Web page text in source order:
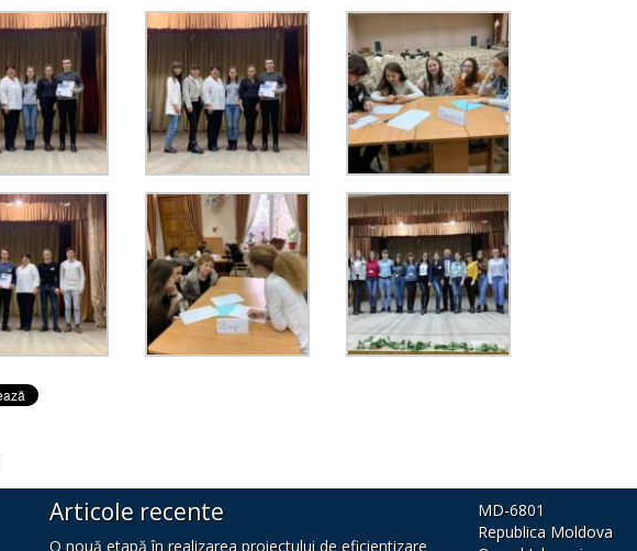
Articole recente
O nouă etapă în realizarea proiectului de eficientizare
MD-6801
Republica Moldova